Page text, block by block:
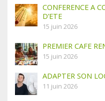
CONFERENCE A
D’ETE
15 juin 2026
PREMIER CAFE
15 juin 2026
ADAPTER SON
11 juin 2026